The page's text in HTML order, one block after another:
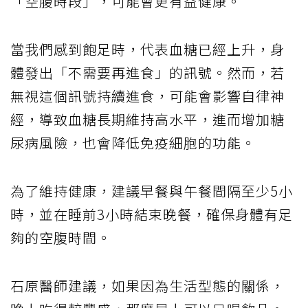
當我們感到飽足時，代表血糖已經上升，身
體發出「不需要再進食」的訊號。然而，若
無視這個訊號持續進食，可能會影響自律神
經，導致血糖長期維持高水平，進而增加糖
尿病風險，也會降低免疫細胞的功能。
為了維持健康，建議早餐與午餐間隔至少5小
時，並在睡前3小時結束晚餐，確保身體有足
夠的空腹時間。
石原醫師建議，如果因為生活型態的關係，